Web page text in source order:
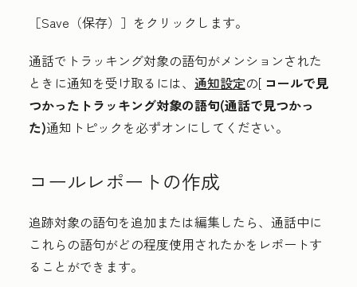
［Save（保存）］ をクリックします。
通話でトラッキング対象の語句がメンションされた
ときに通知を受け取るには、 通知設定の[ コールで見
つかったトラッキング対象の語句(通話で見つかっ
た)通知トピックを必ずオンにしてください。
コールレポートの作成
追跡対象の語句を追加または編集したら、通話中に
これらの語句がどの程度使用されたかをレポートす
ることができます。